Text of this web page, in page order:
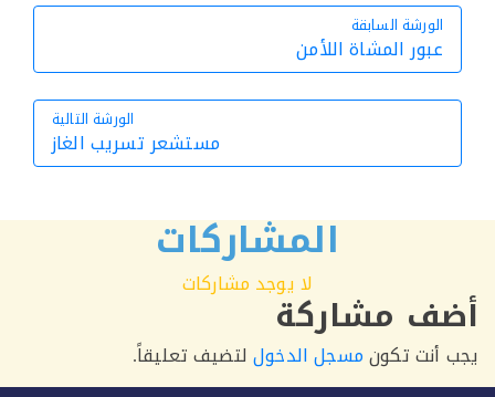
الورشة السابقة
الورشة السابقة
عبور المشاة اللأمن
الورشة التالية
الورشة
مستشعر تسريب الغاز
المشاركات
لا يوجد مشاركات
مشاركة
تكونمسجل الدخوللتضيف تعليقاً.